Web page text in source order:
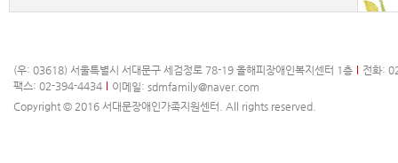
(우: 03618) 서울특별시 서대문구 세검정로 78-19 올해피장애인복지센터 1층
전화:
팩스: 02-394-4434
이메일: sdmfamily@naver.com
Copyright © 2016 서대문장애인가족지원센터. All rights reserved.